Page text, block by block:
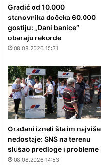
Gradić od 10.000
stanovnika dočeka 60.000
gostiju: „Dani banice“
obaraju rekorde
08.08.2026 15:31
Građani izneli šta im najviše
nedostaje: SNS na terenu
slušao predloge i probleme
08.08.2026 14:53